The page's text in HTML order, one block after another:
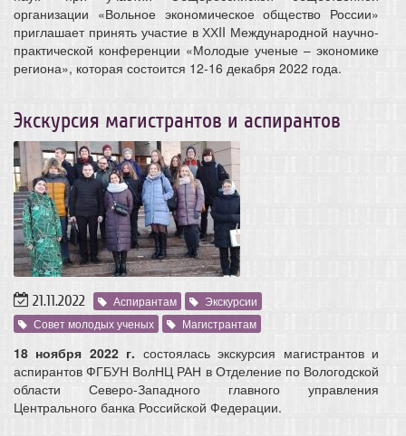
организации «Вольное экономическое общество России»
приглашает принять участие в ХХII Международной научно-
практической конференции «Молодые ученые – экономике
региона», которая состоится 12-16 декабря 2022 года.
Экскурсия магистрантов и аспирантов
21.11.2022 Аспирантам
Экскурсии
Совет молодых ученых
Магистрантам
18 ноября 2022 г. состоялась экскурсия магистрантов и
аспирантов ФГБУН ВолНЦ РАН в Отделение по Вологодской
области Северо-Западного главного управления
Центрального банка Российской Федерации.